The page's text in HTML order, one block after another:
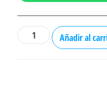
Dije
collar
Añadir al